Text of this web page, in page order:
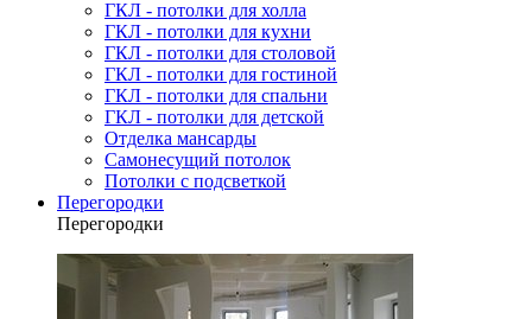
ГКЛ - потолки для холла
ГКЛ - потолки для кухни
ГКЛ - потолки для столовой
ГКЛ - потолки для гостиной
ГКЛ - потолки для спальни
ГКЛ - потолки для детской
Отделка мансарды
Самонесущий потолок
Потолки с подсветкой
Перегородки
Перегородки